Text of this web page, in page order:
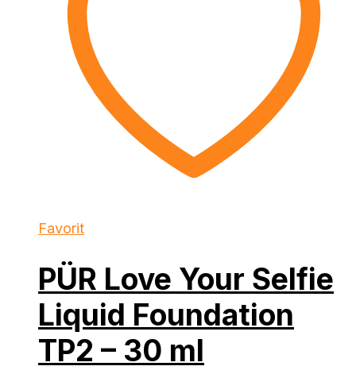
Favorit
PÜR Love Your Selfie
Liquid Foundation
TP2 – 30 ml